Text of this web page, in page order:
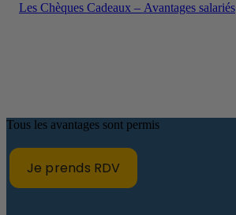
Les Chèques Cadeaux – Avantages salariés
Tous les avantages sont permis
Je prends RDV